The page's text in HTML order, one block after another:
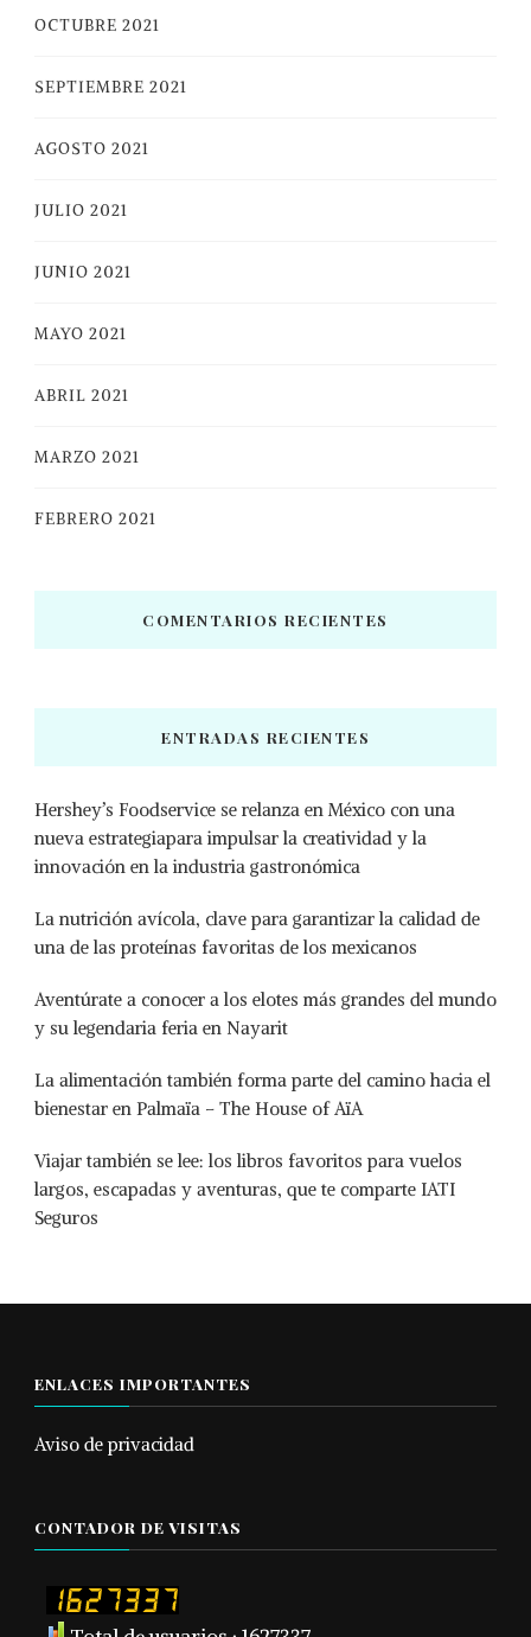
OCTUBRE 2021
SEPTIEMBRE 2021
AGOSTO 2021
JULIO 2021
JUNIO 2021
MAYO 2021
ABRIL 2021
MARZO 2021
FEBRERO 2021
COMENTARIOS RECIENTES
ENTRADAS RECIENTES
Hershey’s Foodservice se relanza en México con una
nueva estrategiapara impulsar la creatividad y la
innovación en la industria gastronómica
La nutrición avícola, clave para garantizar la calidad de
una de las proteínas favoritas de los mexicanos
Aventúrate a conocer a los elotes más grandes del mundo
y su legendaria feria en Nayarit
La alimentación también forma parte del camino hacia el
bienestar en Palmaïa – The House of AïA
Viajar también se lee: los libros favoritos para vuelos
largos, escapadas y aventuras, que te comparte IATI
Seguros
ENLACES IMPORTANTES
Aviso de privacidad
CONTADOR DE VISITAS